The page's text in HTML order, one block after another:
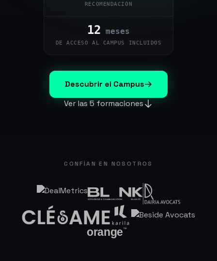
RECOMENDACIÓN
12 meses
DE ACCESO AL CAMPUS INCLUIDOS
Descubrir el Campus
Ver las 5 formaciones
CONFÍAN EN NOSOTROS